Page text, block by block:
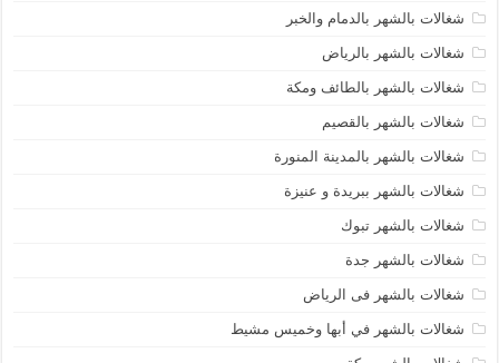
شغالات بالشهر بالدمام والخبر
شغالات بالشهر بالرياض
شغالات بالشهر بالطائف ومكة
شغالات بالشهر بالقصيم
شغالات بالشهر بالمدينة المنورة
شغالات بالشهر ببريدة و عنيزة
شغالات بالشهر تبوك
شغالات بالشهر جدة
شغالات بالشهر فى الرياض
شغالات بالشهر في أبها وخميس مشيط